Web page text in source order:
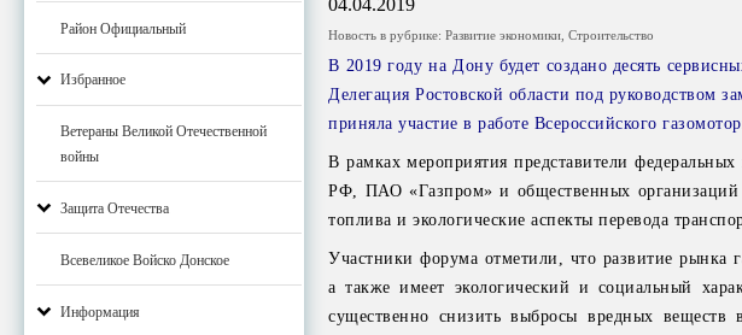
Район Официальный
Избранное
Ветераны Великой Отечественной
войны
Защита Отечества
Всевеликое Войско Донское
Информация
04.04.2019
Новость в рубрике:Развитие экономики ,Строительство
В 2019 году на Дону будет создано десять
Делегация Ростовской области под руководством
приняла участие в работе Всероссийского
В рамках мероприятия представители
РФ, ПАО «Газпром» и общественных организаций
топлива и экологические аспекты перевода
Участники форума отметили, что развитие рынка
а также имеет экологический и социальный
существенно снизить выбросы вредных веществ